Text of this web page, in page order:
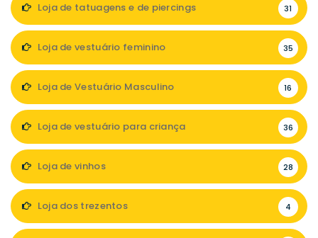
Loja de tatuagens e de piercings 31
Loja de vestuário feminino 35
Loja de Vestuário Masculino 16
Loja de vestuário para criança 36
Loja de vinhos 28
Loja dos trezentos 4